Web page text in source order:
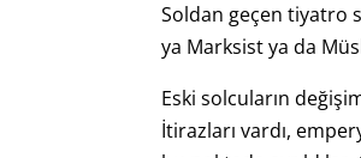
Soldan geçen tiyatro
ya Marksist ya da
Eski solcuların
İtirazları vardı,